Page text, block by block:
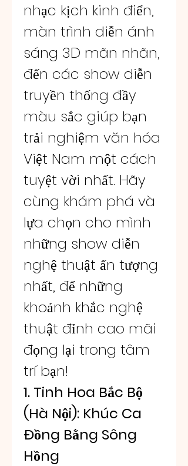
nhạc kịch kinh điển,
màn trình diễn ánh
sáng 3D mãn nhãn,
đến các show diễn
truyền thống đầy
màu sắc giúp bạn
trải nghiệm văn hóa
Việt Nam một cách
tuyệt vời nhất. Hãy
cùng khám phá và
lựa chọn cho mình
những show diễn
nghệ thuật ấn tượng
nhất, để những
khoảnh khắc nghệ
thuật đỉnh cao mãi
đọng lại trong tâm
trí bạn!
1. Tinh Hoa Bắc Bộ
(Hà Nội): Khúc Ca
Đồng Bằng Sông
Hồng